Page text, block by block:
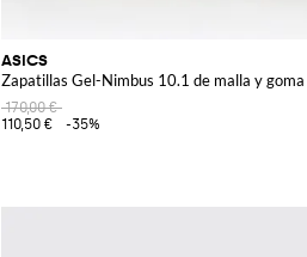
ASICS
Zapatillas Gel-Nimbus 10.1 de malla y goma
170,00 €
110,50 €
-35%